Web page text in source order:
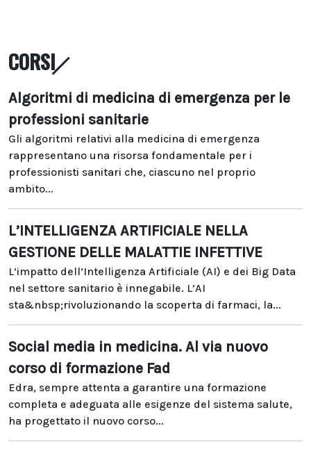
CORSI
Algoritmi di medicina di emergenza per le
professioni sanitarie
Gli algoritmi relativi alla medicina di emergenza
rappresentano una risorsa fondamentale per i
professionisti sanitari che, ciascuno nel proprio
ambito...
L’INTELLIGENZA ARTIFICIALE NELLA
GESTIONE DELLE MALATTIE INFETTIVE
L’impatto dell’Intelligenza Artificiale (AI) e dei Big Data
nel settore sanitario è innegabile. L’AI
sta&nbsp;rivoluzionando la scoperta di farmaci, la...
Social media in medicina. Al via nuovo
corso di formazione Fad
Edra, sempre attenta a garantire una formazione
completa e adeguata alle esigenze del sistema salute,
ha progettato il nuovo corso...